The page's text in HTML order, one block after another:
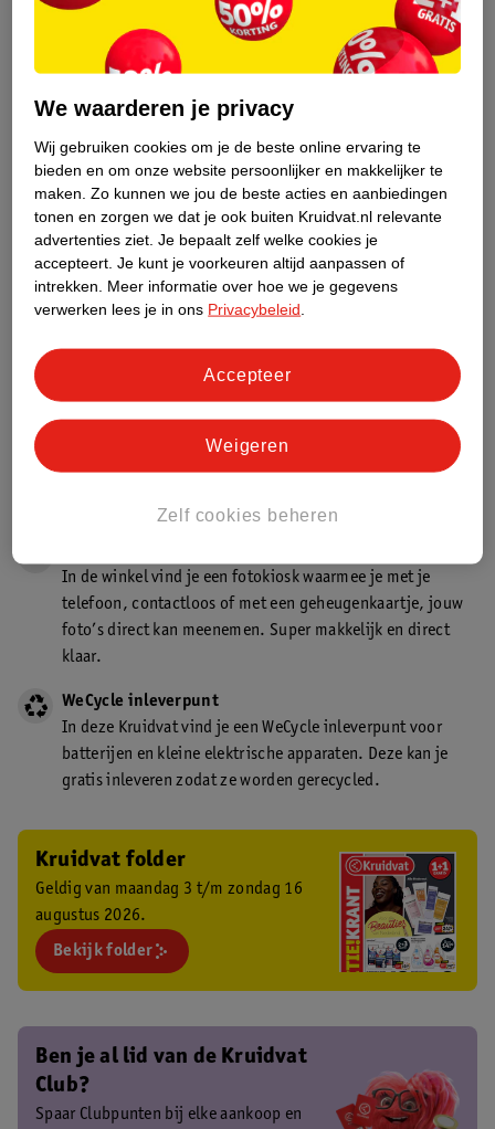
Kruidvat is een erkend specialist in
gezondheidsvraag ook is, stel hem aan
ons!
Stel je gezondheidsvraag
Ook in deze winkel
Kruidvat.nl ophaalpunt
winkel. Zo hoef je niet thuis te blijven voor de Kruidvat
Kruidvat is een gecertificeerd drogist. Dit betekent dat je
winkel én online!
In de winkel vind je een fotokiosk waarmee je met je
telefoon, contactloos of met een geheugenkaartje, jouw
foto’s direct kan meenemen. Super makkelijk en direct
klaar.
WeCycle inleverpunt
In deze Kruidvat vind je een WeCycle inleverpunt voor
batterijen en kleine elektrische apparaten. Deze kan je
gratis inleveren zodat ze worden gerecycled.
Kruidvat folder
Geldig van maandag 3 t/m zondag 16
augustus 2026.
Bekijk folder
Ben je al lid van de Kruidvat
Club?
Spaar Clubpunten bij elke aankoop en
We waarderen je privacy
Wij gebruiken cookies om je de beste online ervaring te
bieden en om onze website persoonlijker en makkelijker te
maken. Zo kunnen we jou de beste acties en aanbiedingen
tonen en zorgen we dat je ook buiten Kruidvat.nl relevante
advertenties ziet. Je bepaalt zelf welke cookies je
accepteert. Je kunt je voorkeuren altijd aanpassen of
intrekken.
Meer informatie over hoe we je gegevens
verwerken lees je in ons Privacybeleid
Zelf cookies beheren
Weigeren
Accepteer